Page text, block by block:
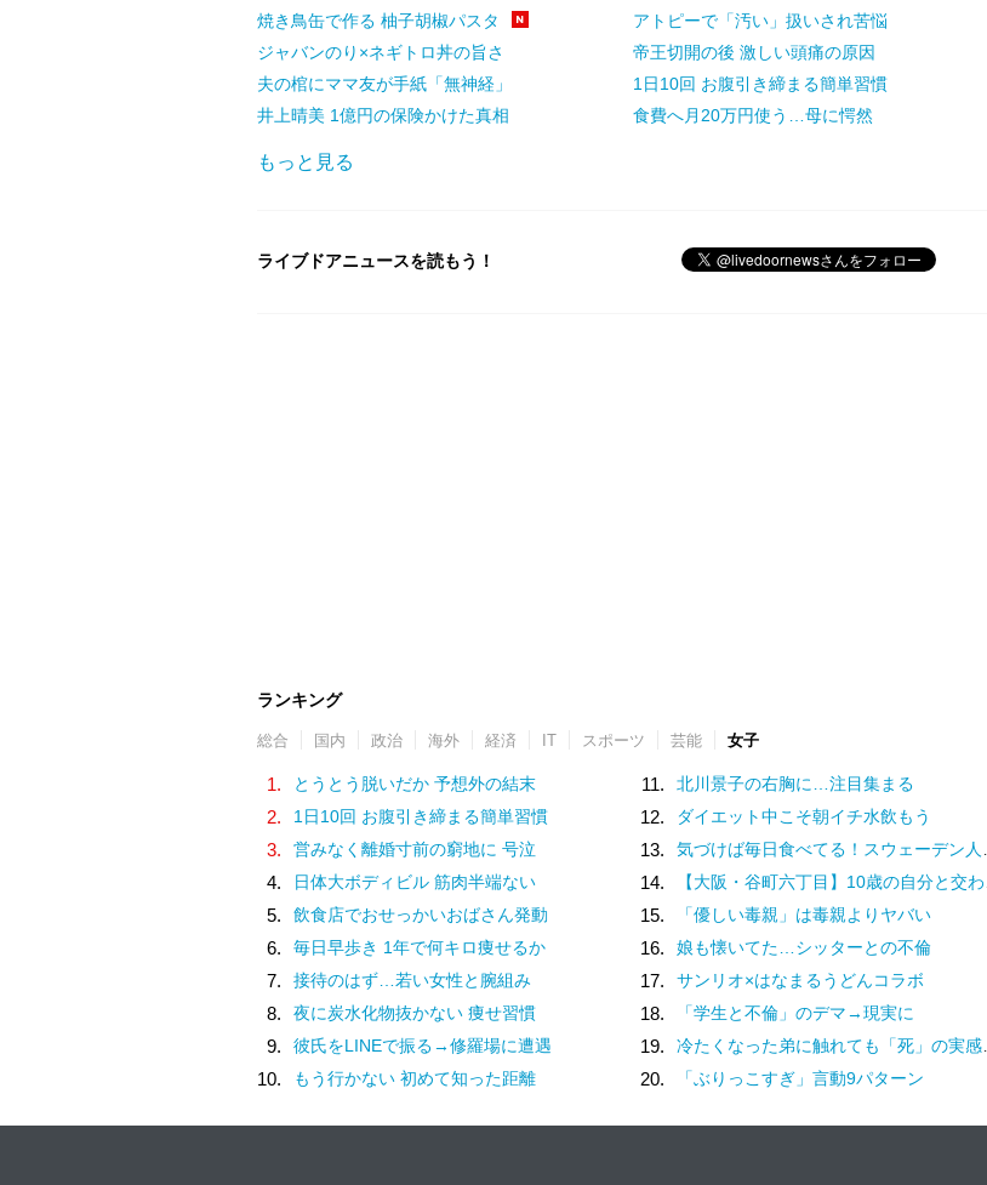
焼き鳥缶で作る 柚子胡椒パスタ
ジャバンのり×ネギトロ丼の旨さ
夫の棺にママ友が手紙「無神経」
井上晴美 1億円の保険かけた真相
アトピーで「汚い」扱いされ苦悩
帝王切開の後 激しい頭痛の原因
1日10回 お腹引き締まる簡単習慣
食費へ月20万円使う…母に愕然
もっと見る
ライブドアニュースを読もう！
ランキング
総合 国内 政治 海外 経済 IT スポーツ 芸能 女子
1. とうとう脱いだか 予想外の結末
2. 1日10回 お腹引き締まる簡単習慣
3. 営みなく離婚寸前の窮地に 号泣
4. 日体大ボディビル 筋肉半端ない
5. 飲食店でおせっかいおばさん発動
6. 毎日早歩き 1年で何キロ痩せるか
7. 接待のはず…若い女性と腕組み
8. 夜に炭水化物抜かない 痩せ習慣
9. 彼氏をLINEで振る→修羅場に遭遇
10. もう行かない 初めて知った距離
11. 北川景子の右胸に…注目集まる
12. ダイエット中こそ朝イチ水飲もう
13. 気づけば毎日食べてる！スウェーデン人漫画家がリピートし続ける日本の定番食
14. 【大阪・谷町六丁目】10歳の自分と交わした約束。名店での猛修業を経てオープンした「ma journée（マジョルネ）」が提案する、日常に寄り添うフランス菓子
15. 「優しい毒親」は毒親よりヤバい
16. 娘も懐いてた…シッターとの不倫
17. サンリオ×はなまるうどんコラボ
18. 「学生と不倫」のデマ→現実に
19. 冷たくなった弟に触れても「死」の実感がなかった姉。納棺の時に現実を突きつけられて
20. 「ぶりっこすぎ」言動9パターン